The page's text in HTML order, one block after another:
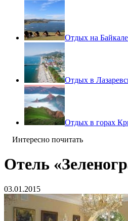
Отдых на
Отдых в
Отдых в горах
Интересно почитать
Отель
03.01.2015